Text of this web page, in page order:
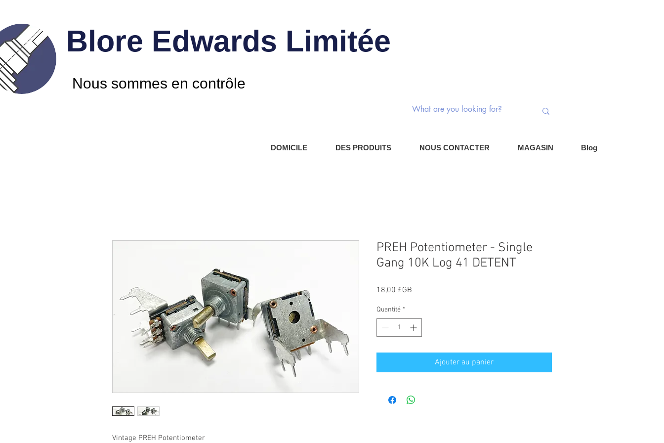
Blore Edwards Limitée
Nous sommes en contrôle
DOMICILE DES PRODUITS NOUS CONTACTER MAGASIN Blog
Vintage PREH Potentiometer
PREH Potentiometer - Single
Gang 10K Log 41 DETENT
18,00 £GB
Quantité *
Ajouter au panier